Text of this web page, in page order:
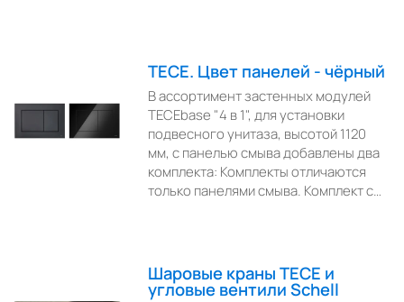
TECE. Цвет панелей - чёрный
В ассортимент застенных модулей
TECEbase "4 в 1", для установки
подвесного унитаза, высотой 1120
мм, с панелью смыва добавлены два
комплекта: Комплекты отличаются
только панелями смыва. Комплект с…
Шаровые краны TECE и
угловые вентили Schell